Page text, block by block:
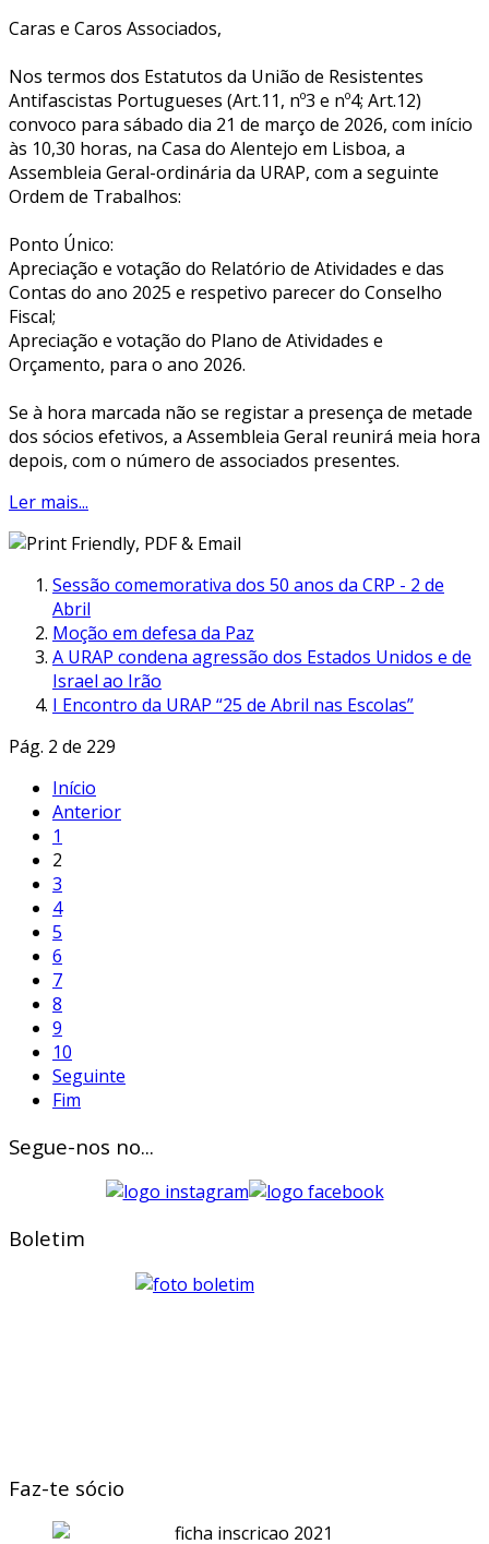
Caras e Caros Associados,
Nos termos dos Estatutos da União de Resistentes
Antifascistas Portugueses (Art.11, nº3 e nº4; Art.12)
convoco para sábado dia 21 de março de 2026, com início
às 10,30 horas, na Casa do Alentejo em Lisboa, a
Assembleia Geral-ordinária da URAP, com a seguinte
Ordem de Trabalhos:
Ponto Único:
Apreciação e votação do Relatório de Atividades e das
Contas do ano 2025 e respetivo parecer do Conselho
Fiscal;
Apreciação e votação do Plano de Atividades e
Orçamento, para o ano 2026.
Se à hora marcada não se registar a presença de metade
dos sócios efetivos, a Assembleia Geral reunirá meia hora
depois, com o número de associados presentes.
Ler mais...
Sessão comemorativa dos 50 anos da CRP - 2 de
Abril
Moção em defesa da Paz
A URAP condena agressão dos Estados Unidos e de
Israel ao Irão
I Encontro da URAP “25 de Abril nas Escolas”
Pág. 2 de 229
Início
Anterior
1
2
3
4
5
6
7
8
9
10
Seguinte
Fim
Segue-nos no...
Boletim
Faz-te sócio